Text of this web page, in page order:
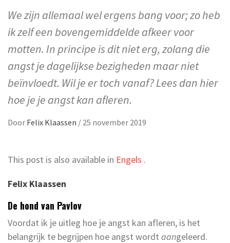
We zijn allemaal wel ergens bang voor; zo heb
ik zelf een bovengemiddelde afkeer voor
motten. In principe is dit niet erg, zolang die
angst je dagelijkse bezigheden maar niet
beïnvloedt. Wil je er toch vanaf? Lees dan hier
hoe je je angst kan afleren.
Door Felix Klaassen / 25 november 2019
This post is also available in Engels .
Felix Klaassen
De hond van Pavlov
Voordat ik je uitleg hoe je angst kan afleren, is het
belangrijk te begrijpen hoe angst wordt aangeleerd.